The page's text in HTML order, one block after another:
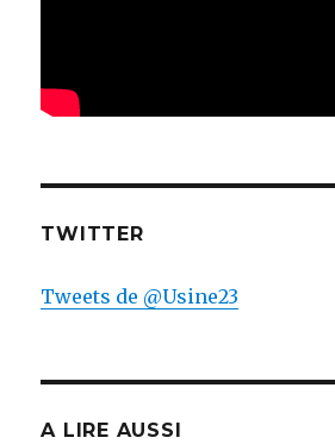
TWITTER
Tweets de @Usine23
A LIRE AUSSI